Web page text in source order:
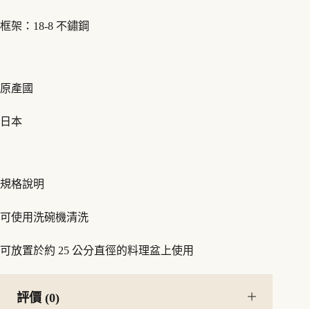
框架：18-8 不鏽鋼
原產國
日本
規格說明
可使用洗碗機清洗
可放置於約 25 公分直徑的料理盆上使用
評價 (0)